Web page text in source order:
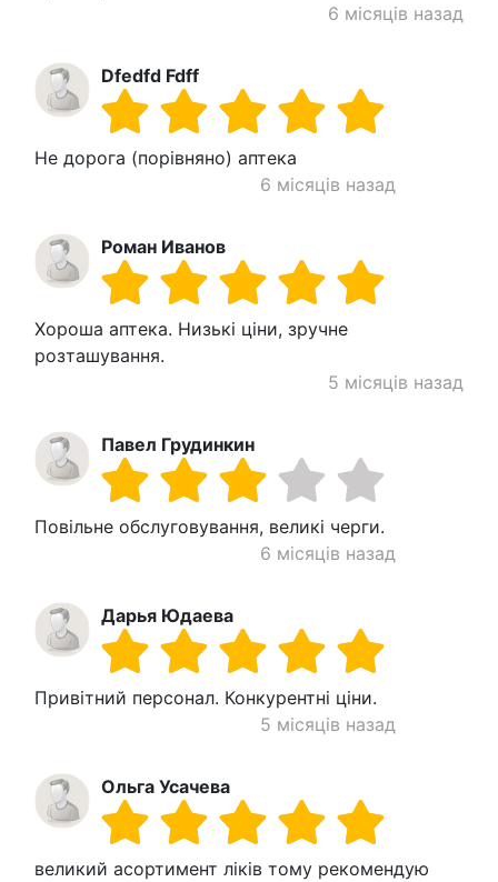
6 місяців назад
Dfedfd Fdff
Не дорога (порівняно) аптека
6 місяців назад
Роман Иванов
Хороша аптека. Низькі ціни, зручне
розташування.
5 місяців назад
Павел Грудинкин
Повільне обслуговування, великі черги.
6 місяців назад
Дарья Юдаева
Привітний персонал. Конкурентні ціни.
5 місяців назад
Ольга Усачева
великий асортимент ліків тому рекомендую